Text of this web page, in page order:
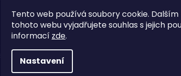
Tento web používá soubory cookie.
tohoto webu vyjadřujete souhlas s jejich
informací zde.
Nastavení
práva vyhrazena.